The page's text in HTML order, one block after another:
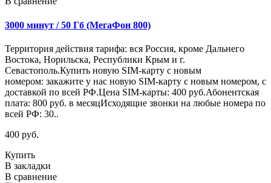
3000 минут / 50 Гб (МегаФон 800)
Территория действия тарифа: вся Россия, кроме Дальнего
Востока, Норильска, Республики Крым и г.
Севастополь.Купить новую SIM-карту с новым
номером: закажите у нас новую SIM-карту с новым номером, с
доставкой по всей РФ.Цена SIM-карты: 400 руб.Абонентская
плата: 800 руб. в месяцИсходящие звонки на любые номера по
всей РФ: 30..
400 руб.
Купить
В закладки
В сравнение